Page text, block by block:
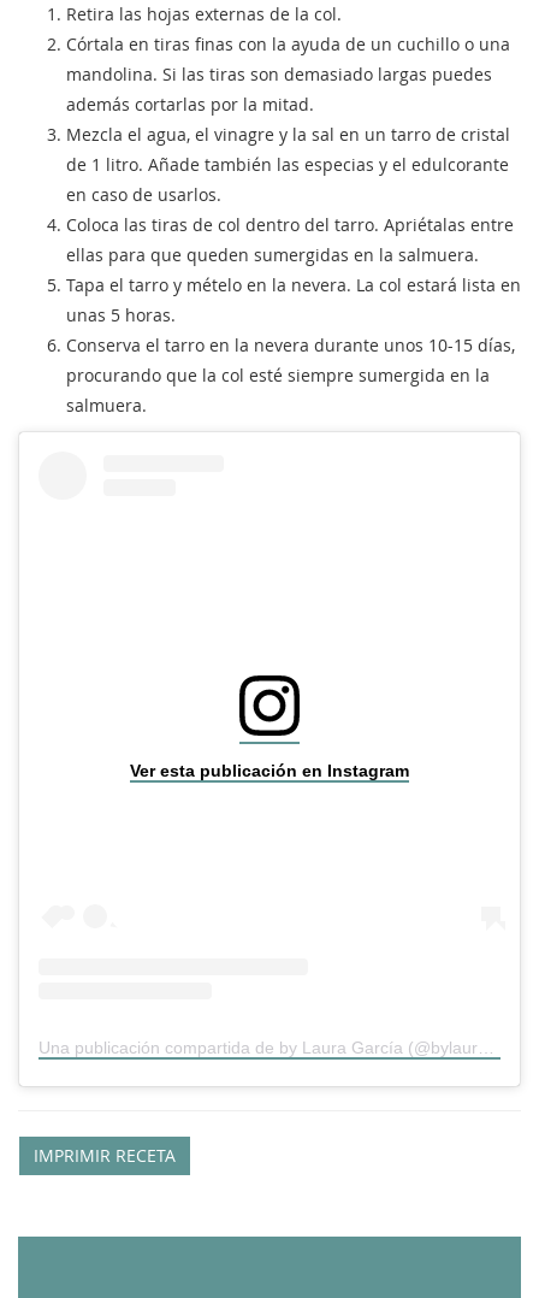
Retira las hojas externas de la col.
Córtala en tiras finas con la ayuda de un cuchillo o una
mandolina. Si las tiras son demasiado largas puedes
además cortarlas por la mitad.
Mezcla el agua, el vinagre y la sal en un tarro de cristal
de 1 litro. Añade también las especias y el edulcorante
en caso de usarlos.
Coloca las tiras de col dentro del tarro. Apriétalas entre
ellas para que queden sumergidas en la salmuera.
Tapa el tarro y mételo en la nevera. La col estará lista en
unas 5 horas.
Conserva el tarro en la nevera durante unos 10-15 días,
procurando que la col esté siempre sumergida en la
salmuera.
Ver esta publicación en Instagram
Una publicación compartida de by Laura García (@bylauragarcia)
IMPRIMIR RECETA